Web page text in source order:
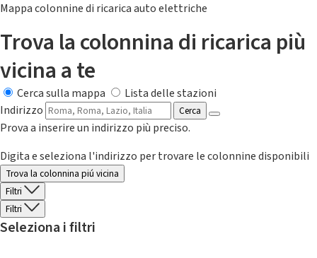
Mappa colonnine di ricarica auto elettriche
Trova la colonnina di ricarica più
vicina a te
Cerca sulla mappa
Lista delle stazioni
Indirizzo
Cerca
Prova a inserire un indirizzo più preciso.
Digita e seleziona l'indirizzo per trovare le colonnine disponibili
Trova la colonnina piú vicina
Filtri
Filtri
Seleziona i filtri